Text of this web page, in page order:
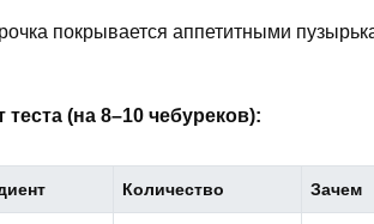
покрывается аппетитными
теста (на 8–10 чебуреков):
Количество Зачем